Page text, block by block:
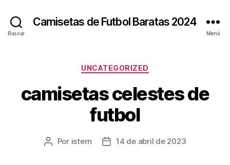
Buscar
Camisetas de Futbol Baratas 2024
Menú
Categorías
UNCATEGORIZED
camisetas celestes de
futbol
Autor
Por istern
Fecha14 de abril de 2023